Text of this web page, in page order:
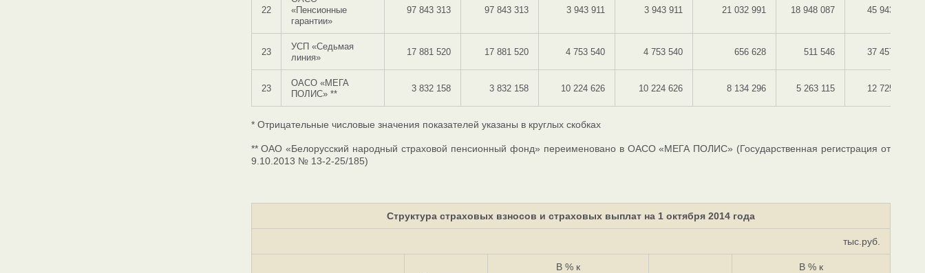
22
«Пенсионные
гарантии»
97 843 313 97 843 313 3 943 911 3 943 911 21 032 991 18 948 087 45 943 243
23
УСП «Седьмая
линия»
17 881 520 17 881 520 4 753 540 4 753 540 656 628 511 546 37 457 754
23
ОАСО «МЕГА
ПОЛИС» **
3 832 158 3 832 158 10 224 626 10 224 626 8 134 296 5 263 115 12 725 147
* Отрицательные числовые значения показателей указаны в круглых скобках
** ОАО «Белорусский народный страховой пенсионный фонд» переименовано в ОАСО «МЕГА ПОЛИС» (Государственная регистрация от
9.10.2013 № 13-2-25/185)
Структура страховых взносов и страховых выплат на 1 октября 2014 года
тыс.руб.
В % к
В % к